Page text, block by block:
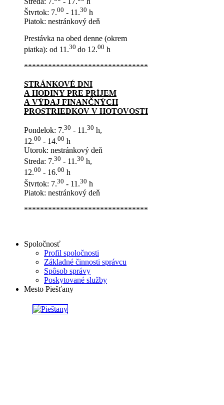
Štvrtok: 7.00 - 11.30 h
Piatok: nestránkový deň
Prestávka na obed denne (okrem
piatka): od 11.30 do 12.00 h
*******************************
STRÁNKOVÉ DNI
A HODINY PRE PRÍJEM
A VÝDAJ FINANČNÝCH
PROSTRIEDKOV V HOTOVOSTI
Pondelok: 7.30 - 11.30 h,
12.00 - 14.00 h
Utorok: nestránkový deň
Streda: 7.30 - 11.30 h,
12.00 - 16.00 h
Štvrtok: 7.30 - 11.30 h
Piatok: nestránkový deň
*******************************
Spoločnosť
Profil spoločnosti
Základné činnosti správcu
Spôsob správy
Poskytované služby
Mesto Piešťany